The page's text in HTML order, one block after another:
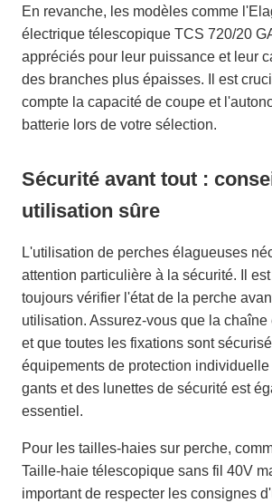
En revanche, les modèles comme
électrique télescopique TCS 720/20
appréciés pour leur puissance et leur
des branches plus épaisses. Il est
compte la capacité de coupe et
batterie lors de votre sélection.
Sécurité avant tout :
utilisation sûre
L'utilisation de perches élagueuses
attention particulière à la sécurité. Il
toujours vérifier l'état de la perche
utilisation. Assurez-vous que la
et que toutes les fixations sont
équipements de protection
gants et des lunettes de sécurité est
essentiel.
Pour les tailles-haies sur perche,
Taille-haie télescopique sans fil 40V
important de respecter les consignes